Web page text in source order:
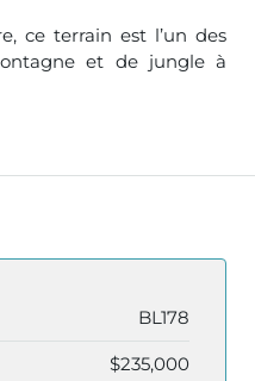
ce terrain est l’un des
et de jungle à
BL178
$235,000